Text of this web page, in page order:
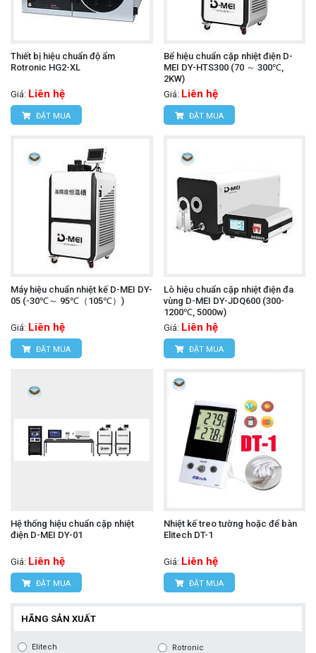
Thiết bị hiệu chuẩn độ ẩm
Rotronic HG2-XL
Giá: Liên hệ
ĐẶT MUA
Bể hiệu chuẩn cặp nhiệt điện D-
MEI DY-HTS300 (70 ～ 300℃,
2KW)
Giá: Liên hệ
ĐẶT MUA
Máy hiệu chuẩn nhiệt kế D-MEI DY-
05 (-30℃～ 95℃（105℃）)
Giá: Liên hệ
ĐẶT MUA
Lò hiệu chuẩn cặp nhiệt điện đa
vùng D-MEI DY-JDQ600 (300-
1200℃, 5000w)
Giá: Liên hệ
ĐẶT MUA
Hệ thống hiệu chuẩn cặp nhiệt
điện D-MEI DY-01
Giá: Liên hệ
ĐẶT MUA
Nhiệt kế treo tường hoặc để bàn
Elitech DT-1
Giá: Liên hệ
ĐẶT MUA
HÃNG SẢN XUẤT
Elitech
Rotronic